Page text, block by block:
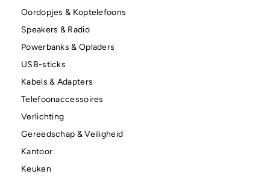
Oordopjes & Koptelefoons
Speakers & Radio
Powerbanks & Opladers
USB-sticks
Kabels & Adapters
Telefoonaccessoires
Verlichting
Gereedschap & Veiligheid
Kantoor
Keuken